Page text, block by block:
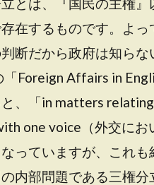
在するものです。よ
断だから政府は知ら
「Foreign Affairs in
、「in matters
one voice（外交に
っていますが、これ
内部問題である三権